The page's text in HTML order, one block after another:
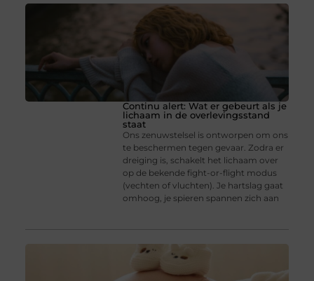
Continu alert: Wat er gebeurt als je
lichaam in de overlevingsstand
staat
Ons zenuwstelsel is ontworpen om ons
te beschermen tegen gevaar. Zodra er
dreiging is, schakelt het lichaam over
op de bekende fight-or-flight modus
(vechten of vluchten). Je hartslag gaat
omhoog, je spieren spannen zich aan